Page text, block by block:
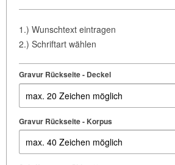
1.) Wunschtext eintragen
2.) Schriftart wählen
Gravur Rückseite - Deckel
Gravur Rückseite - Korpus